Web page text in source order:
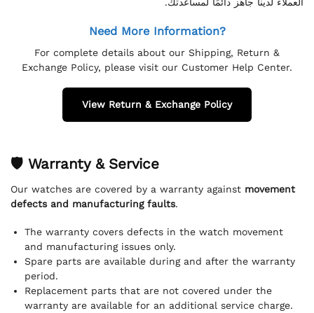
Need More Information?
For complete details about our Shipping, Return &
Exchange Policy, please visit our Customer Help Center.
View Return & Exchange Policy
🛡 Warranty & Service
Our watches are covered by a warranty against movement
defects and manufacturing faults.
The warranty covers defects in the watch movement
and manufacturing issues only.
Spare parts are available during and after the warranty
period.
Replacement parts that are not covered under the
warranty are available for an additional service charge.